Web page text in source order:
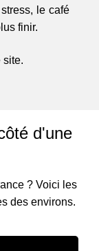
le café
finir.
site.
d'une
? Voici les
des environs.